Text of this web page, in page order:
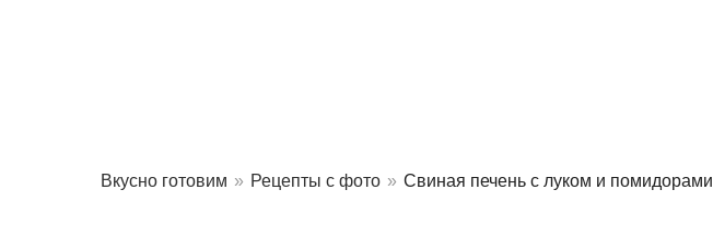
Вкусно готовим » Рецепты с фото » Свиная печень с луком и помидорами